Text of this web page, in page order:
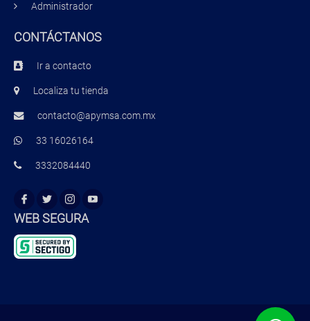
Administrador
CONTÁCTANOS
Ir a contacto
Localiza tu tienda
contacto@apymsa.com.mx
33 16026164
3332084440
WEB SEGURA